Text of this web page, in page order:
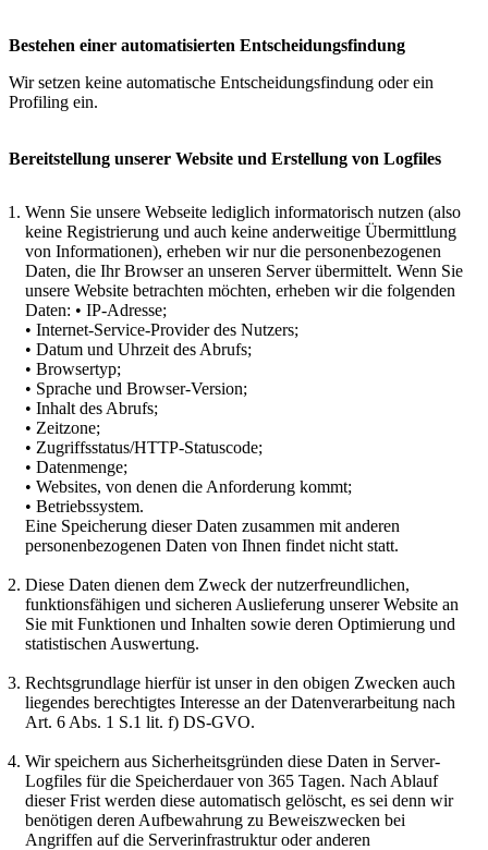
Bestehen einer automatisierten Entscheidungsfindung
Wir setzen keine automatische Entscheidungsfindung oder ein
Profiling ein.
Bereitstellung unserer Website und Erstellung von Logfiles
Wenn Sie unsere Webseite lediglich informatorisch nutzen (also
keine Registrierung und auch keine anderweitige Übermittlung
von Informationen), erheben wir nur die personenbezogenen
Daten, die Ihr Browser an unseren Server übermittelt. Wenn Sie
unsere Website betrachten möchten, erheben wir die folgenden
Daten: • IP-Adresse;
• Internet-Service-Provider des Nutzers;
• Datum und Uhrzeit des Abrufs;
• Browsertyp;
• Sprache und Browser-Version;
• Inhalt des Abrufs;
• Zeitzone;
• Zugriffsstatus/HTTP-Statuscode;
• Datenmenge;
• Websites, von denen die Anforderung kommt;
• Betriebssystem.
Eine Speicherung dieser Daten zusammen mit anderen
personenbezogenen Daten von Ihnen findet nicht statt.
Diese Daten dienen dem Zweck der nutzerfreundlichen,
funktionsfähigen und sicheren Auslieferung unserer Website an
Sie mit Funktionen und Inhalten sowie deren Optimierung und
statistischen Auswertung.
Rechtsgrundlage hierfür ist unser in den obigen Zwecken auch
liegendes berechtigtes Interesse an der Datenverarbeitung nach
Art. 6 Abs. 1 S.1 lit. f) DS-GVO.
Wir speichern aus Sicherheitsgründen diese Daten in Server-
Logfiles für die Speicherdauer von 365 Tagen. Nach Ablauf
dieser Frist werden diese automatisch gelöscht, es sei denn wir
benötigen deren Aufbewahrung zu Beweiszwecken bei
Angriffen auf die Serverinfrastruktur oder anderen